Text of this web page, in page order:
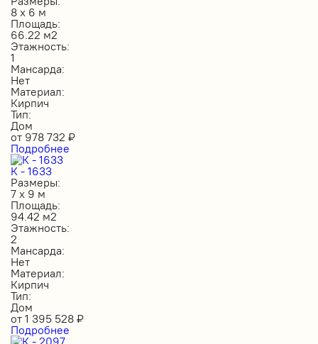
8 х 6 м
Площадь:
66.22 м2
Этажность:
1
Мансарда:
Нет
Материал:
Кирпич
Тип:
Дом
от 978 732 ₽
Подробнее
К - 1633
Размеры:
7 х 9 м
Площадь:
94.42 м2
Этажность:
2
Мансарда:
Нет
Материал:
Кирпич
Тип:
Дом
от 1 395 528 ₽
Подробнее